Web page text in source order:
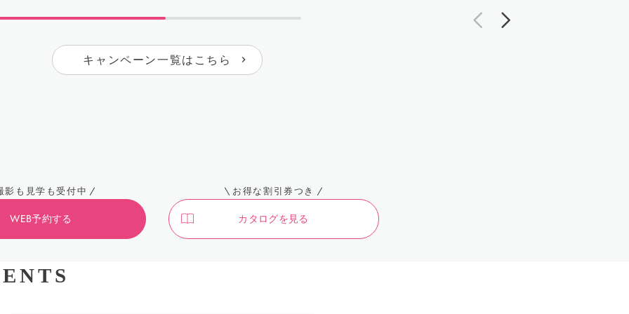
キャンペーン一覧はこちら
影も見学も受付中
WEB予約する
お得な割引券つき
カタログを見る